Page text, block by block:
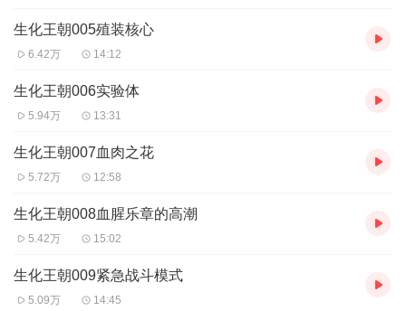
第三步：如果在线客服都未取得联系，也可拨打客服电话：400-
838-5616
生化王朝005殖装核心
6.42万 14:12
生化王朝006实验体
5.94万 13:31
生化王朝007血肉之花
5.72万 12:58
生化王朝008血腥乐章的高潮
5.42万 15:02
生化王朝009紧急战斗模式
5.09万 14:45